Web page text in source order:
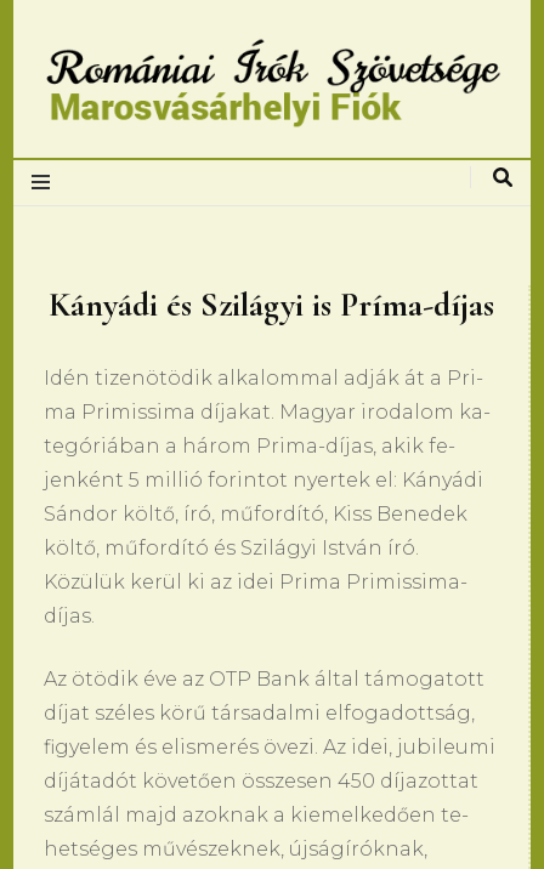
Romániai Írók
Marosvásárhelyi
fiok
Kányádi és Szilágyi is Príma-díjas
Idén ti­zenötödik al­ka­lom­mal adják át a Pri­
ma Pri­mis­si­ma díja­kat. Ma­gyar iro­da­lom ka­
tegóriában a három Pri­ma-díjas, akik fe­
jenként 5 mil­lió fo­rin­tot nyer­tek el: Kányádi
Sándor költő, író, műfordító, Kiss Be­ne­dek
költő, műfordító és Szilágyi István író.
Közülük kerül ki az idei Pri­ma Pri­mis­si­ma-
díjas.
Az ötödik éve az OTP Bank által támo­ga­tott
díjat széles körű társa­dal­mi el­fo­ga­dottság,
fi­gye­lem és el­is­merés övezi. Az idei, ju­bi­le­u­mi
díjátadót követően össze­sen 450 díja­zot­tat
számlál majd azok­nak a ki­emel­kedően te­
hetséges művészek­nek, újságíróknak,